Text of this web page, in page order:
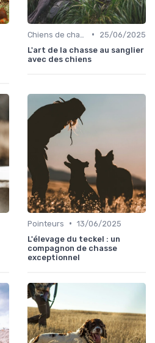
•
25/06/2025
L'art de la chasse au sanglier
avec des chiens
Pointeurs • 13/06/2025
L'élevage du teckel : un
compagnon de chasse
exceptionnel